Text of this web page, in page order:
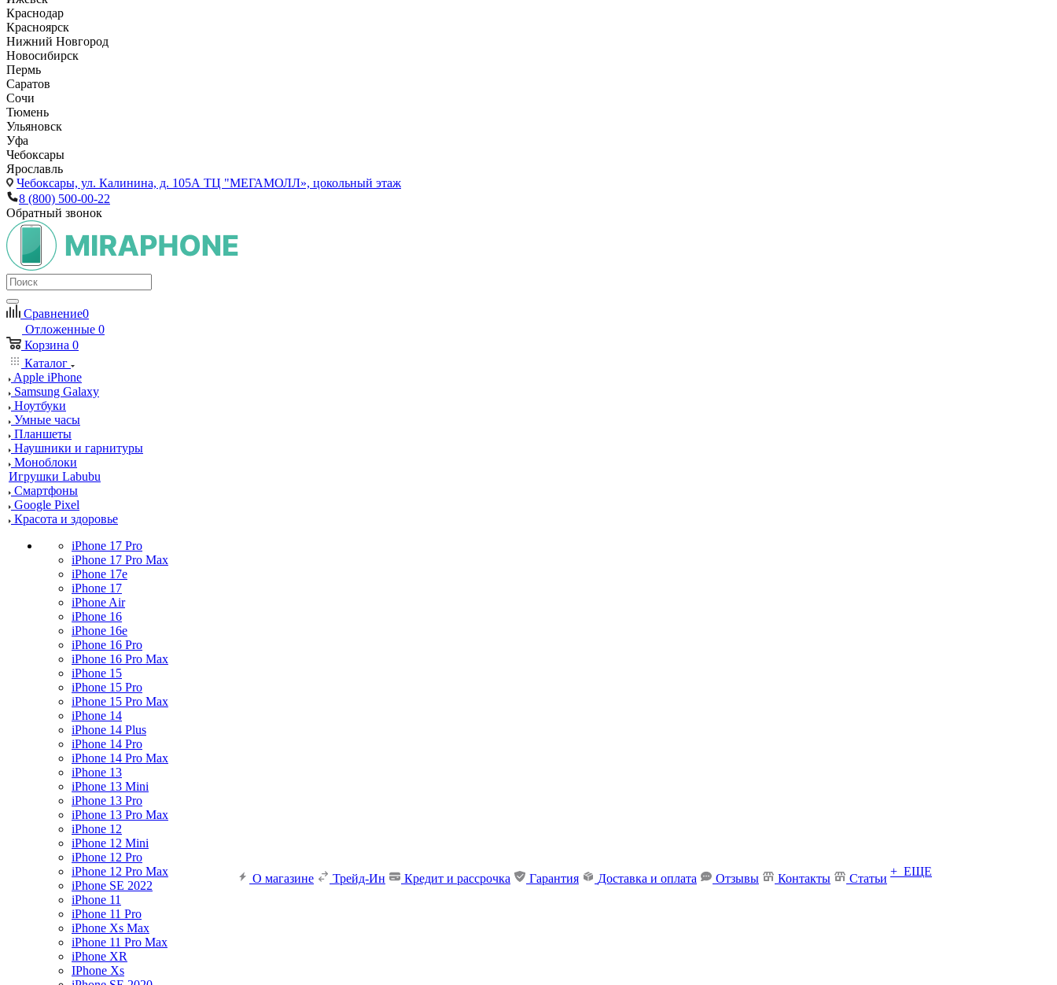
Краснодар
Красноярск
Нижний Новгород
Новосибирск
Пермь
Саратов
Сочи
Тюмень
Ульяновск
Уфа
Чебоксары
Ярославль
Чебоксары, ул. Калинина, д. 105А ТЦ "МЕГАМОЛЛ», цокольный этаж
8 (800) 500-00-22
Обратный звонок
Сравнение0
Отложенные 0
Корзина 0
Каталог
Apple iPhone
Samsung Galaxy
Ноутбуки
Умные часы
Планшеты
Наушники и гарнитуры
Моноблоки
Игрушки Labubu
Смартфоны
Google Pixel
Красота и здоровье
iPhone 17 Pro
iPhone 17 Pro Max
iPhone 17e
iPhone 17
iPhone Air
iPhone 16
iPhone 16e
iPhone 16 Pro
iPhone 16 Pro Max
iPhone 15
iPhone 15 Pro
iPhone 15 Pro Max
iPhone 14
iPhone 14 Plus
iPhone 14 Pro
iPhone 14 Pro Max
iPhone 13
iPhone 13 Mini
iPhone 13 Pro
iPhone 13 Pro Max
iPhone 12
iPhone 12 Mini
iPhone 12 Pro
iPhone 12 Pro Max
iPhone SE 2022
iPhone 11
iPhone 11 Pro
iPhone Xs Max
iPhone 11 Pro Max
iPhone XR
IPhone Xs
О магазине Трейд-Ин Кредит и рассрочка Гарантия Доставка и оплата Отзывы Контакты Статьи
+ ЕЩЕ